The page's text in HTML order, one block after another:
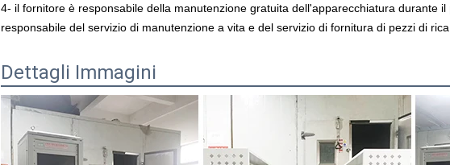
4- il fornitore è responsabile della manutenzione gratuita dell'apparecchiatura durante
responsabile del servizio di manutenzione a vita e del servizio di fornitura di pezzi di
Dettagli Immagini